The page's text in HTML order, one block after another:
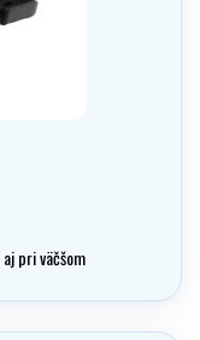
pri väčšom